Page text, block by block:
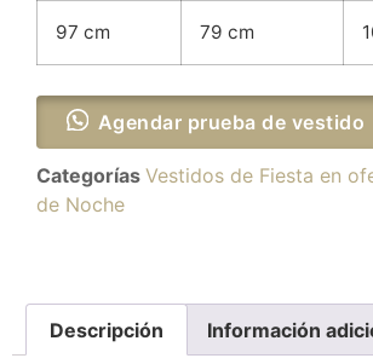
97 cm 79 cm
Agendar prueba de vestido
Categorías Vestidos de Fiesta en
de Noche
Descripción Información